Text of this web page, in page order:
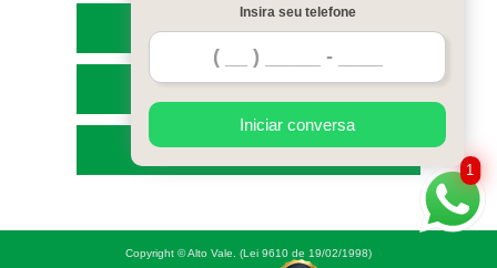
SERVIÇOS
MAPA DO SITE
Copyright © Alto Vale. (Lei 9610 de 19/02/1998)
1
Insira seu telefone
Iniciar conversa